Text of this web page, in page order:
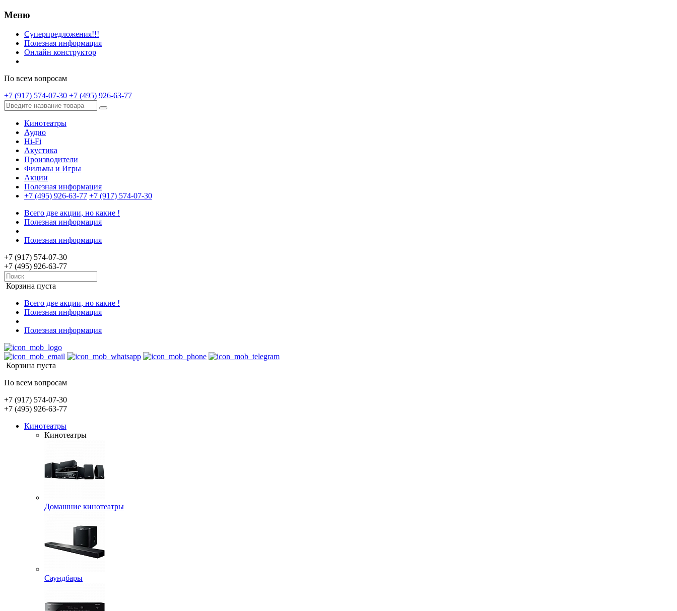
Меню
Суперпредложения!!!
Полезная информация
Онлайн конструктор
По всем вопросам
+7 (917) 574-07-30 +7 (495) 926-63-77
Кинотеатры
Аудио
Hi-Fi
Акустика
Производители
Фильмы и Игры
Акции
Полезная информация
+7 (495) 926-63-77 +7 (917) 574-07-30
Всего две акции, но какие !
Полезная информация
Полезная информация
+7 (917) 574-07-30
+7 (495) 926-63-77
Корзина пуста
Всего две акции, но какие !
Полезная информация
Полезная информация
Корзина пуста
По всем вопросам
+7 (917) 574-07-30
+7 (495) 926-63-77
Кинотеатры
Кинотеатры
Домашние кинотеатры
Саундбары